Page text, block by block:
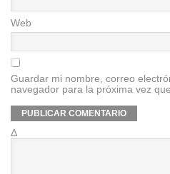
Web
Guardar mi nombre, correo
navegador para la próxima vez
Δ